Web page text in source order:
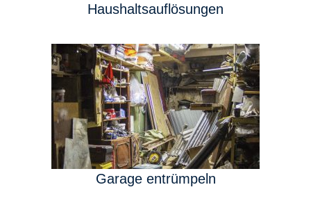
Haushaltsauflösungen
Garage entrümpeln